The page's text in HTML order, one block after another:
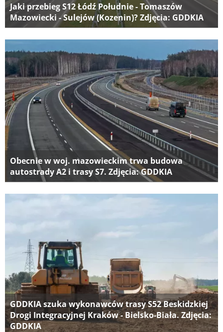
Jaki przebieg S12 Łódź Południe - Tomaszów
Mazowiecki - Sulejów (Kozenin)? Zdjęcia: GDDKIA
Obecnie w woj. mazowieckim trwa budowa
autostrady A2 i trasy S7. Zdjęcia: GDDKIA
GDDKIA szuka wykonawców trasy S52 Beskidzkiej
Drogi Integracyjnej Kraków - Bielsko-Biała. Zdjęcia:
GDDKIA